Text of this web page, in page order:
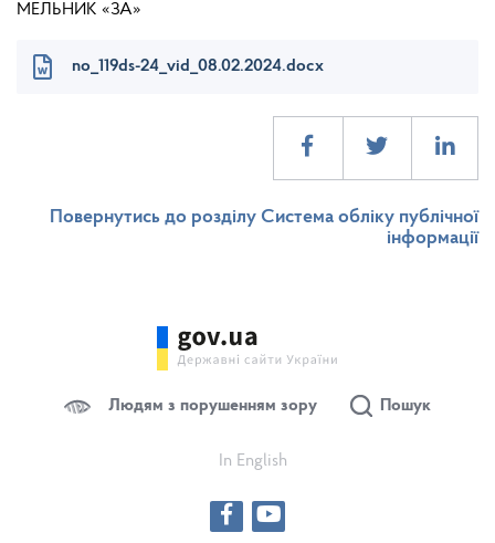
МЕЛЬНИК «ЗА»
no_119ds-24_vid_08.02.2024.docx
Повернутись до розділу Система обліку публічної
інформації
Людям з порушенням зору Пошук
In English